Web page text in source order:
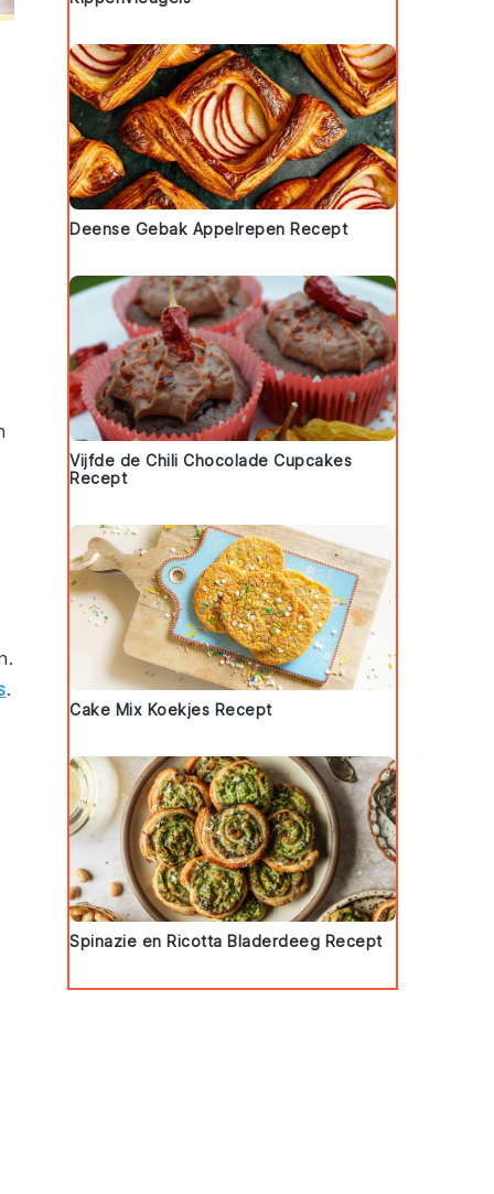
.
.
Deense Gebak Appelrepen Recept
Vijfde de Chili Chocolade Cupcakes
Recept
Cake Mix Koekjes Recept
Spinazie en Ricotta Bladerdeeg Recept